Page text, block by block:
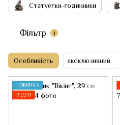
Статуетки-годинники
Фільтр 1
Особливість ексклюзивний
НОВИНКА
ВІДЕО